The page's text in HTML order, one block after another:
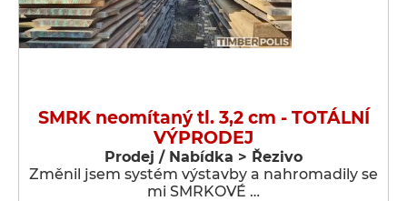
SMRK neomítaný tl. 3,2 cm - TOTÁLNÍ
VÝPRODEJ
Prodej / Nabídka > Řezivo
Změnil jsem systém výstavby a nahromadily se
mi SMRKOVÉ …